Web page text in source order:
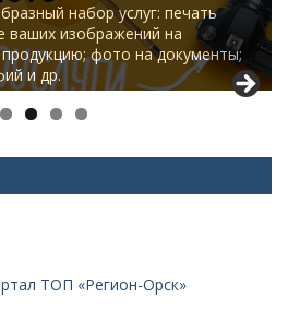
набор услуг: печать
ваших изображений на
фото на документы;
и др.
набор услуг: печать
ваших изображений на
фото на документы;
и др.
ТОП «Регион-Орск»